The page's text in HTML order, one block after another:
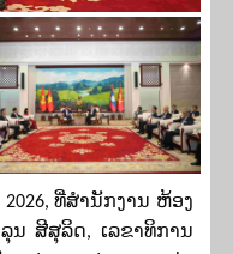
ທີ່ສໍານັກງານ ຫ້ອງ
ນ ສີສຸລິດ, ເລຂາທິການ